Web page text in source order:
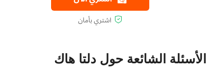
الأسئلة الشائعة حول دلتا هاك